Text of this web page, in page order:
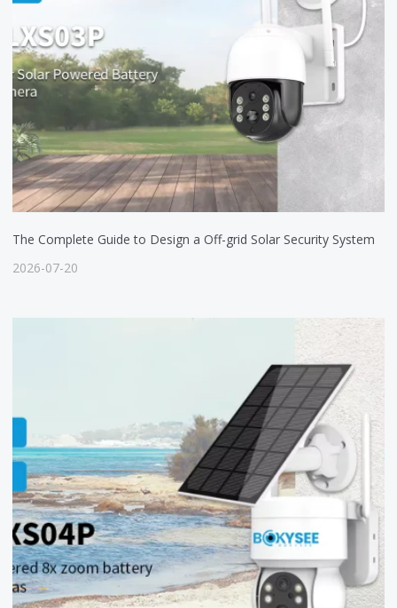
The Complete Guide to Design a Off-grid Solar Security System
2026-07-20